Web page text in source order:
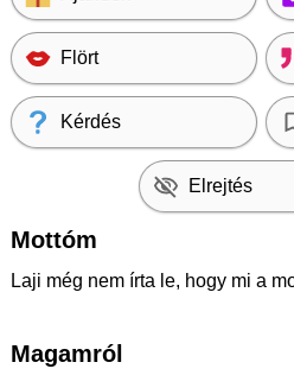
Flört
Kérdés
Elrejtés
Mottóm
Laji még nem írta le, hogy mi a
Magamról